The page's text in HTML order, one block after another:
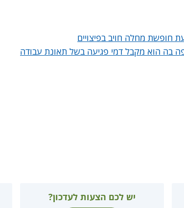
חופשת מחלה חויב בפיצויים
בה הוא מקבל דמי פגיעה בשל תאונת עבודה
יש לכם הצעות לעדכון?